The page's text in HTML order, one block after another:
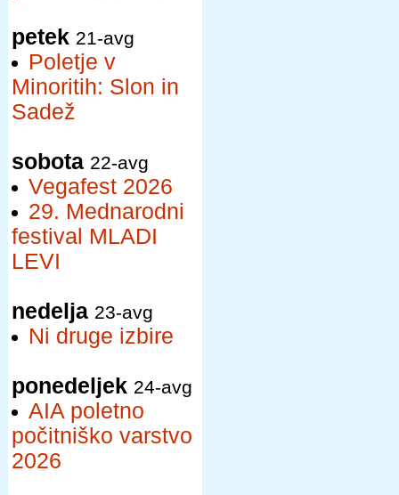
petek 21-avg
Poletje v
Minoritih: Slon in
Sadež
sobota 22-avg
Vegafest 2026
29. Mednarodni
festival MLADI
LEVI
nedelja 23-avg
Ni druge izbire
ponedeljek 24-avg
AIA poletno
počitniško varstvo
2026